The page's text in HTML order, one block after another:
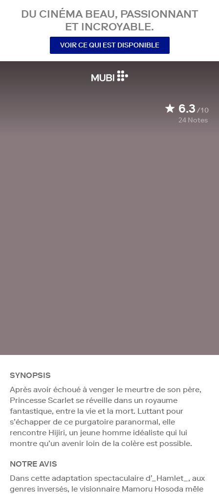
DU CINÉMA BEAU, PASSIONNANT
ET INCROYABLE.
VOIR CE QUI EST DISPONIBLE
6.3/10
24 Notes
SYNOPSIS
Après avoir échoué à venger le meurtre de son père,
Princesse Scarlet se réveille dans un royaume
fantastique, entre la vie et la mort. Luttant pour
s’échapper de ce purgatoire paranormal, elle
rencontre Hijiri, un jeune homme idéaliste qui lui
montre qu’un avenir loin de la colère est possible.
NOTRE AVIS
Dans cette adaptation spectaculaire d’_Hamlet_, aux
genres inversés, le visionnaire Mamoru Hosoda mêle